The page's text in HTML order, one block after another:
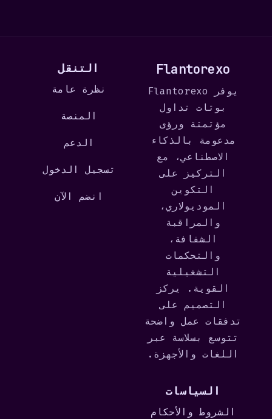
Flantorexo
يوفر Flantorexo
بوتات تداول
مؤتمتة ورؤى
مدعومة بالذكاء
الاصطناعي، مع
التركيز على
التكوين
الموديولاري،
والمراقبة
الشفافة،
والتحكمات
التشغيلية
القوية. يركز
التصميم على
تدفقات عمل واضحة
تتوسع بسلاسة عبر
اللغات والأجهزة.
التنقل
نظرة عامة
المنصة
الدعم
تسجيل الدخول
انضم الآن
السياسات
الشروط والأحكام